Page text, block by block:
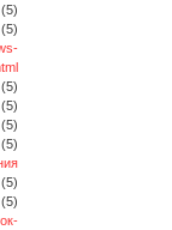
(5)
(5)
(5)
(5)
(5)
(5)
(5)
(5)